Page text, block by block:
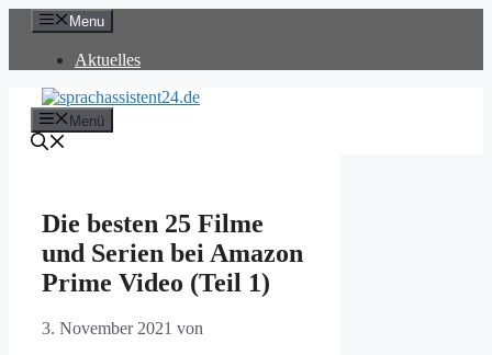
Zum
Inhalt
springen
Menu
Aktuelles
Menü
Die besten 25 Filme
und Serien bei Amazon
Prime Video (Teil 1)
3. November 2021 von